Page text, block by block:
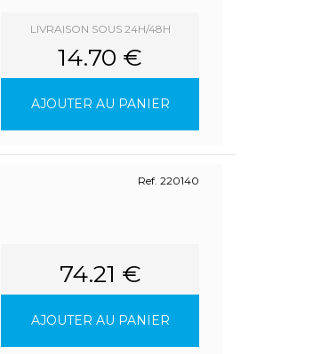
LIVRAISON SOUS 24H/48H
14.70 €
AJOUTER AU PANIER
Ref. 220140
74.21 €
AJOUTER AU PANIER